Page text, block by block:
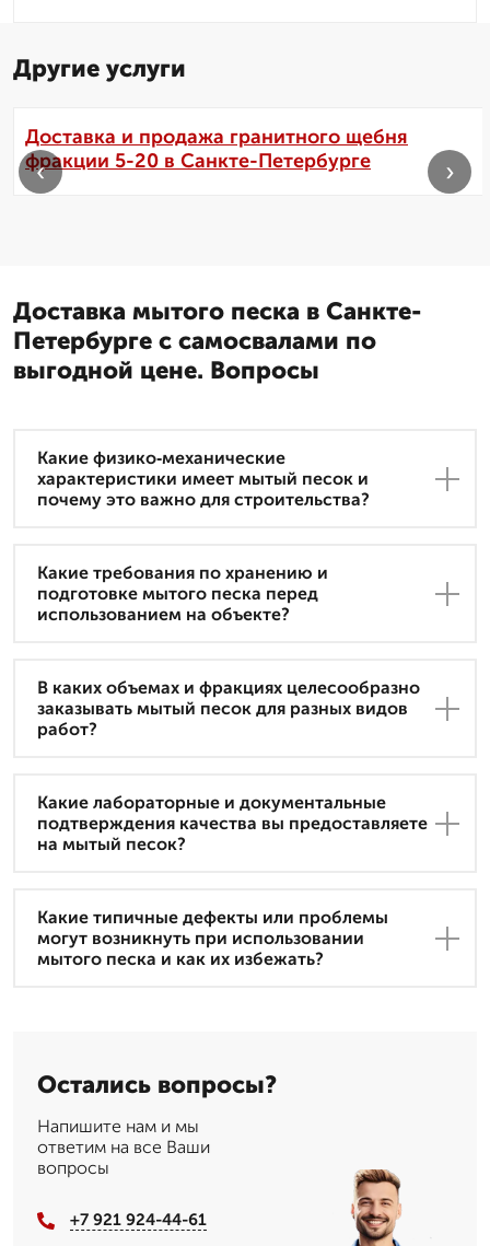
Другие услуги
Доставка и продажа гранитного щебня
фракции 5-20 в Санкте-Петербурге
‹ ›
Доставка мытого песка в Санкте-
Петербурге с самосвалами по
выгодной цене. Вопросы
Какие физико‑механические
характеристики имеет мытый песок и
почему это важно для строительства?
Какие требования по хранению и
подготовке мытого песка перед
использованием на объекте?
В каких объемах и фракциях целесообразно
заказывать мытый песок для разных видов
работ?
Какие лабораторные и документальные
подтверждения качества вы предоставляете
на мытый песок?
Какие типичные дефекты или проблемы
могут возникнуть при использовании
мытого песка и как их избежать?
Остались вопросы?
Напишите нам и мы
ответим на все Ваши
вопросы
+7 921 924-44-61